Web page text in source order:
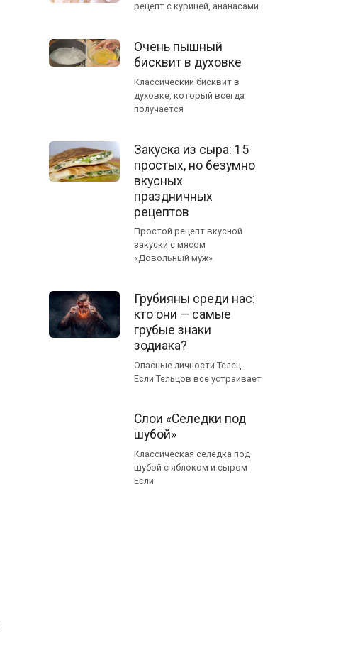
рецепт с курицей, ананасами
Очень пышный
бисквит в духовке
Классический бисквит в
духовке, который всегда
получается
Закуска из сыра: 15
простых, но безумно
вкусных
праздничных
рецептов
Простой рецепт вкусной
закуски с мясом
«Довольный муж»
Грубияны среди нас:
кто они — самые
грубые знаки
зодиака?
Опасные личности Телец.
Если Тельцов все устраивает
Слои «Селедки под
шубой»
Классическая селедка под
шубой с яблоком и сыром
Если